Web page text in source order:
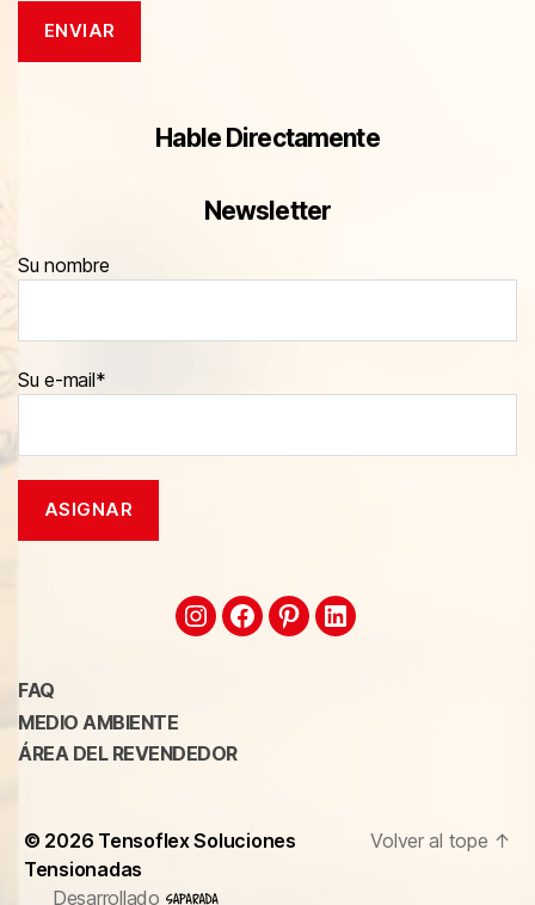
Hable Directamente
Newsletter
Su nombre
Su e-mail*
FAQ
MEDIO AMBIENTE
ÁREA DEL REVENDEDOR
© 2026 Tensoflex Soluciones
Tensionadas
Desarrollado
Volver al tope ↑